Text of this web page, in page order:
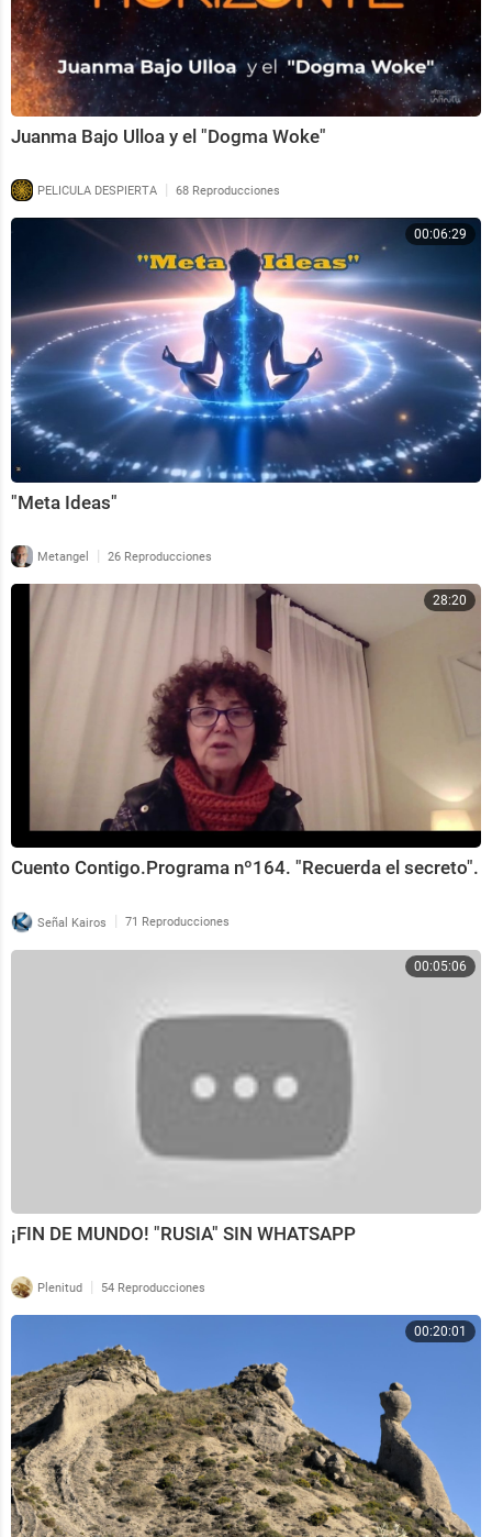
Juanma Bajo Ulloa y el "Dogma Woke"
PELICULA DESPIERTA | 68 Reproducciones
00:06:29
"Meta Ideas"
Metangel | 26 Reproducciones
28:20
Cuento Contigo.Programa nº164. "Recuerda el secreto".
Señal Kairos | 71 Reproducciones
00:05:06
¡FIN DE MUNDO! "RUSIA" SIN WHATSAPP
Plenitud | 54 Reproducciones
00:20:01